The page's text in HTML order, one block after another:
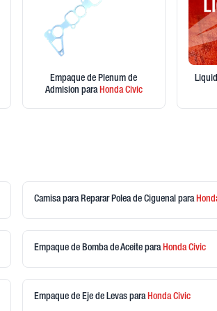
Empaque de Plenum de
Admision para HondaCivic
Camisa para Reparar Polea de Ciguenal para
Empaque de Bomba de Aceite paraHondaCivic
Empaque de Eje de Levas paraHondaCivic